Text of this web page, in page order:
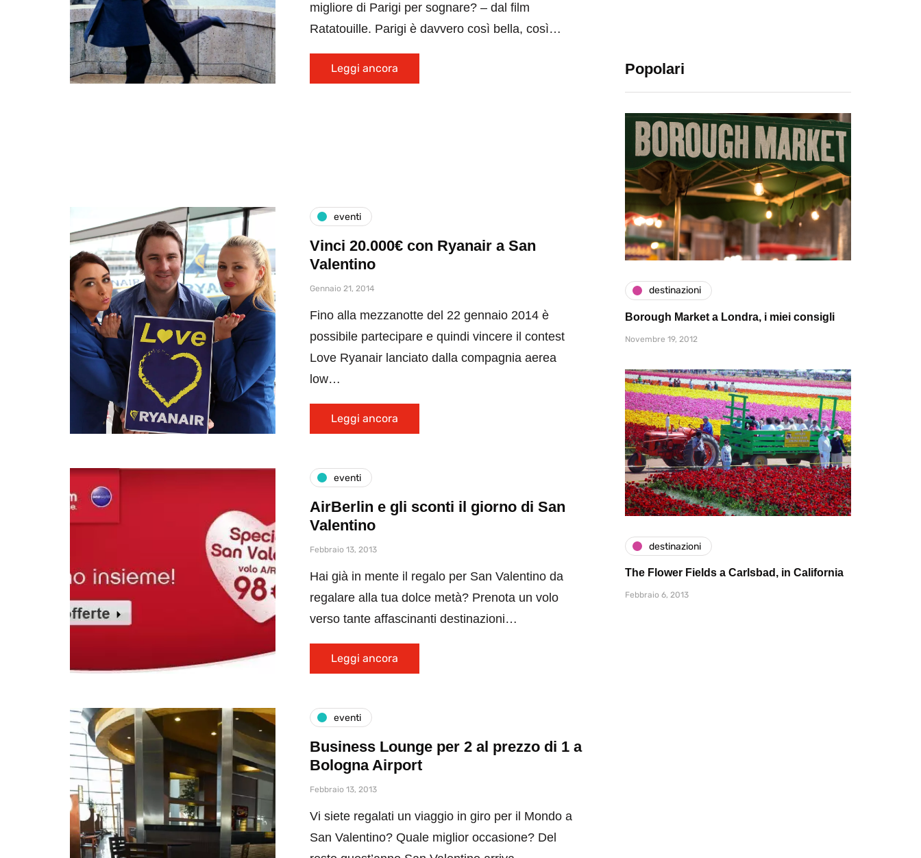
migliore di Parigi per sognare? – dal film
Ratatouille. Parigi è davvero così bella, così…
Leggi ancora
eventi
Vinci 20.000€ con Ryanair a San
Valentino
Gennaio 21, 2014
Fino alla mezzanotte del 22 gennaio 2014 è
possibile partecipare e quindi vincere il contest
Love Ryanair lanciato dalla compagnia aerea
low…
Leggi ancora
eventi
AirBerlin e gli sconti il giorno di San
Valentino
Febbraio 13, 2013
Hai già in mente il regalo per San Valentino da
regalare alla tua dolce metà? Prenota un volo
verso tante affascinanti destinazioni…
Leggi ancora
eventi
Business Lounge per 2 al prezzo di 1 a
Bologna Airport
Febbraio 13, 2013
Vi siete regalati un viaggio in giro per il Mondo a
San Valentino? Quale miglior occasione? Del
Popolari
destinazioni
Borough Market a Londra, i miei consigli
Novembre 19, 2012
destinazioni
The Flower Fields a Carlsbad, in California
Febbraio 6, 2013